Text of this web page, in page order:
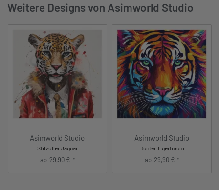
Weitere Designs von Asimworld Studio
Asimworld Studio
Stilvoller Jaguar
ab 29,90 € *
Asimworld Studio
Bunter Tigertraum
ab 29,90 € *